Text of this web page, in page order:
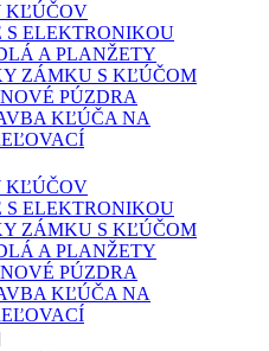
KĽÚČOV
S ELEKTRONIKOU
A PLANŽETY
ZÁMKU S KĽÚČOM
PÚZDRA
KĽÚČA NA
KĽÚČOV
S ELEKTRONIKOU
ZÁMKU S KĽÚČOM
A PLANŽETY
PÚZDRA
KĽÚČA NA